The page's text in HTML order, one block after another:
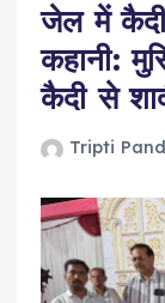
जेल में
कहानी:
कैदी से
Tripti